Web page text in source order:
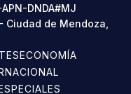
DNDA#MJ
Ciudad de Mendoza,
ECONOMÍA